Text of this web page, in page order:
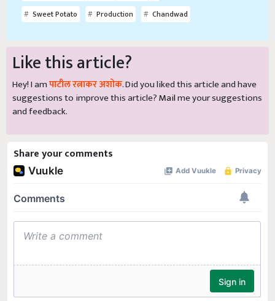
Sweet Potato
Production Chandwad
Like this article?
Hey! I amपाटील रत्नाकर अशोक. Did you liked this article and have
suggestions to improve this article?Mailme your suggestions
and feedback.
Share your comments